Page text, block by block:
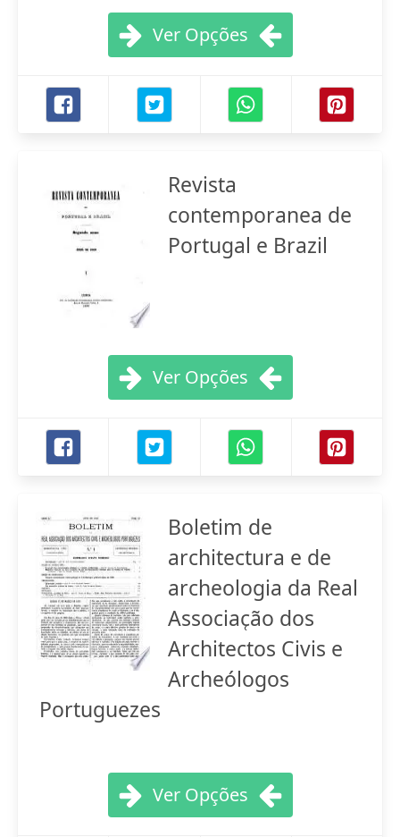
Ver Opções
Revista
contemporanea de
Portugal e Brazil
Ver Opções
Boletim de
architectura e de
archeologia da Real
Associac̜ão dos
Architectos Civis e
Archeólogos
Portuguezes
Ver Opções